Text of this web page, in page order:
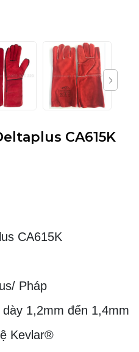
CA615K
CA615K
Pháp
1,2mm đến 1,4mm
Kevlar®